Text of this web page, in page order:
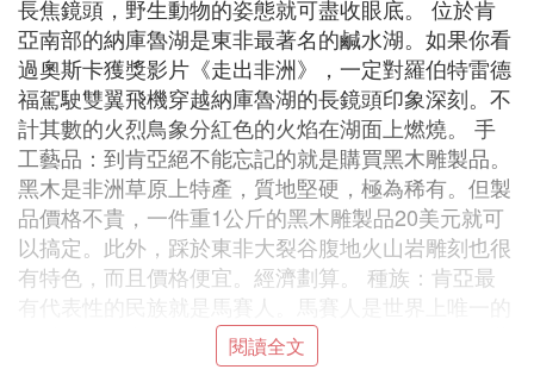
長焦鏡頭，野生動物的姿態就可盡收眼底。 位於肯
亞南部的納庫魯湖是東非最著名的鹹水湖。如果你看
過奧斯卡獲獎影片《走出非洲》，一定對羅伯特雷德
福駕駛雙翼飛機穿越納庫魯湖的長鏡頭印象深刻。不
計其數的火烈鳥象分紅色的火焰在湖面上燃燒。 手
工藝品：到肯亞絕不能忘記的就是購買黑木雕製品。
黑木是非洲草原上特產，質地堅硬，極為稀有。但製
品價格不貴，一件重1公斤的黑木雕製品20美元就可
以搞定。此外，踩於東非大裂谷腹地火山岩雕刻也很
有特色，而且價格便宜。經濟劃算。 種族：肯亞最
有代表性的民族就是馬賽人。馬賽人是世界上唯一的
可以僅用一支長矛就可以獵殺雄獅的驃悍民族。隨著
旅遊業的發展，居住在原始部落里的馬賽人也把旅遊
閱讀全文